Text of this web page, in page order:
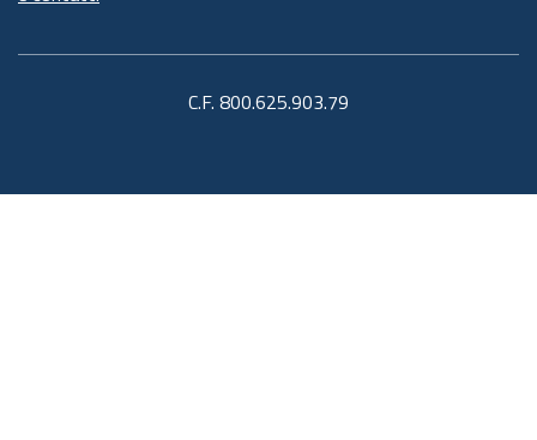
C.F. 800.625.903.79